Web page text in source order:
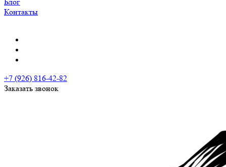
Блог
Контакты
+7 (926) 816-42-82
Заказать звонок